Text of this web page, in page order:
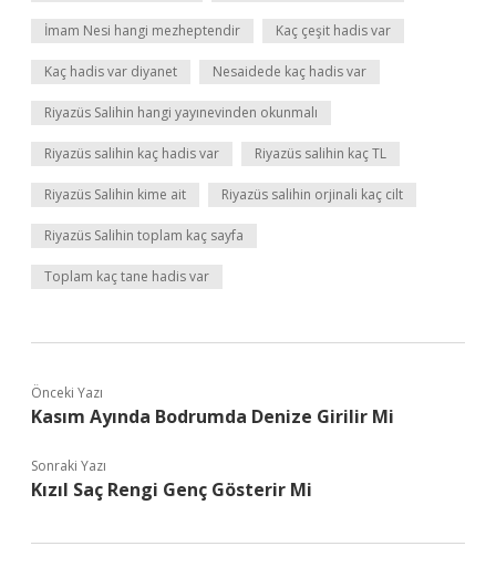
İmam Nesi hangi mezheptendir Kaç çeşit hadis var
Kaç hadis var diyanet Nesaidede kaç hadis var
Riyazüs Salihin hangi yayınevinden okunmalı
Riyazüs salihin kaç hadis var Riyazüs salihin kaç TL
Riyazüs Salihin kime ait Riyazüs salihin orjinali kaç cilt
Riyazüs Salihin toplam kaç sayfa
Toplam kaç tane hadis var
Önceki Yazı
Kasım Ayında Bodrumda Denize Girilir Mi
Sonraki Yazı
Kızıl Saç Rengi Genç Gösterir Mi